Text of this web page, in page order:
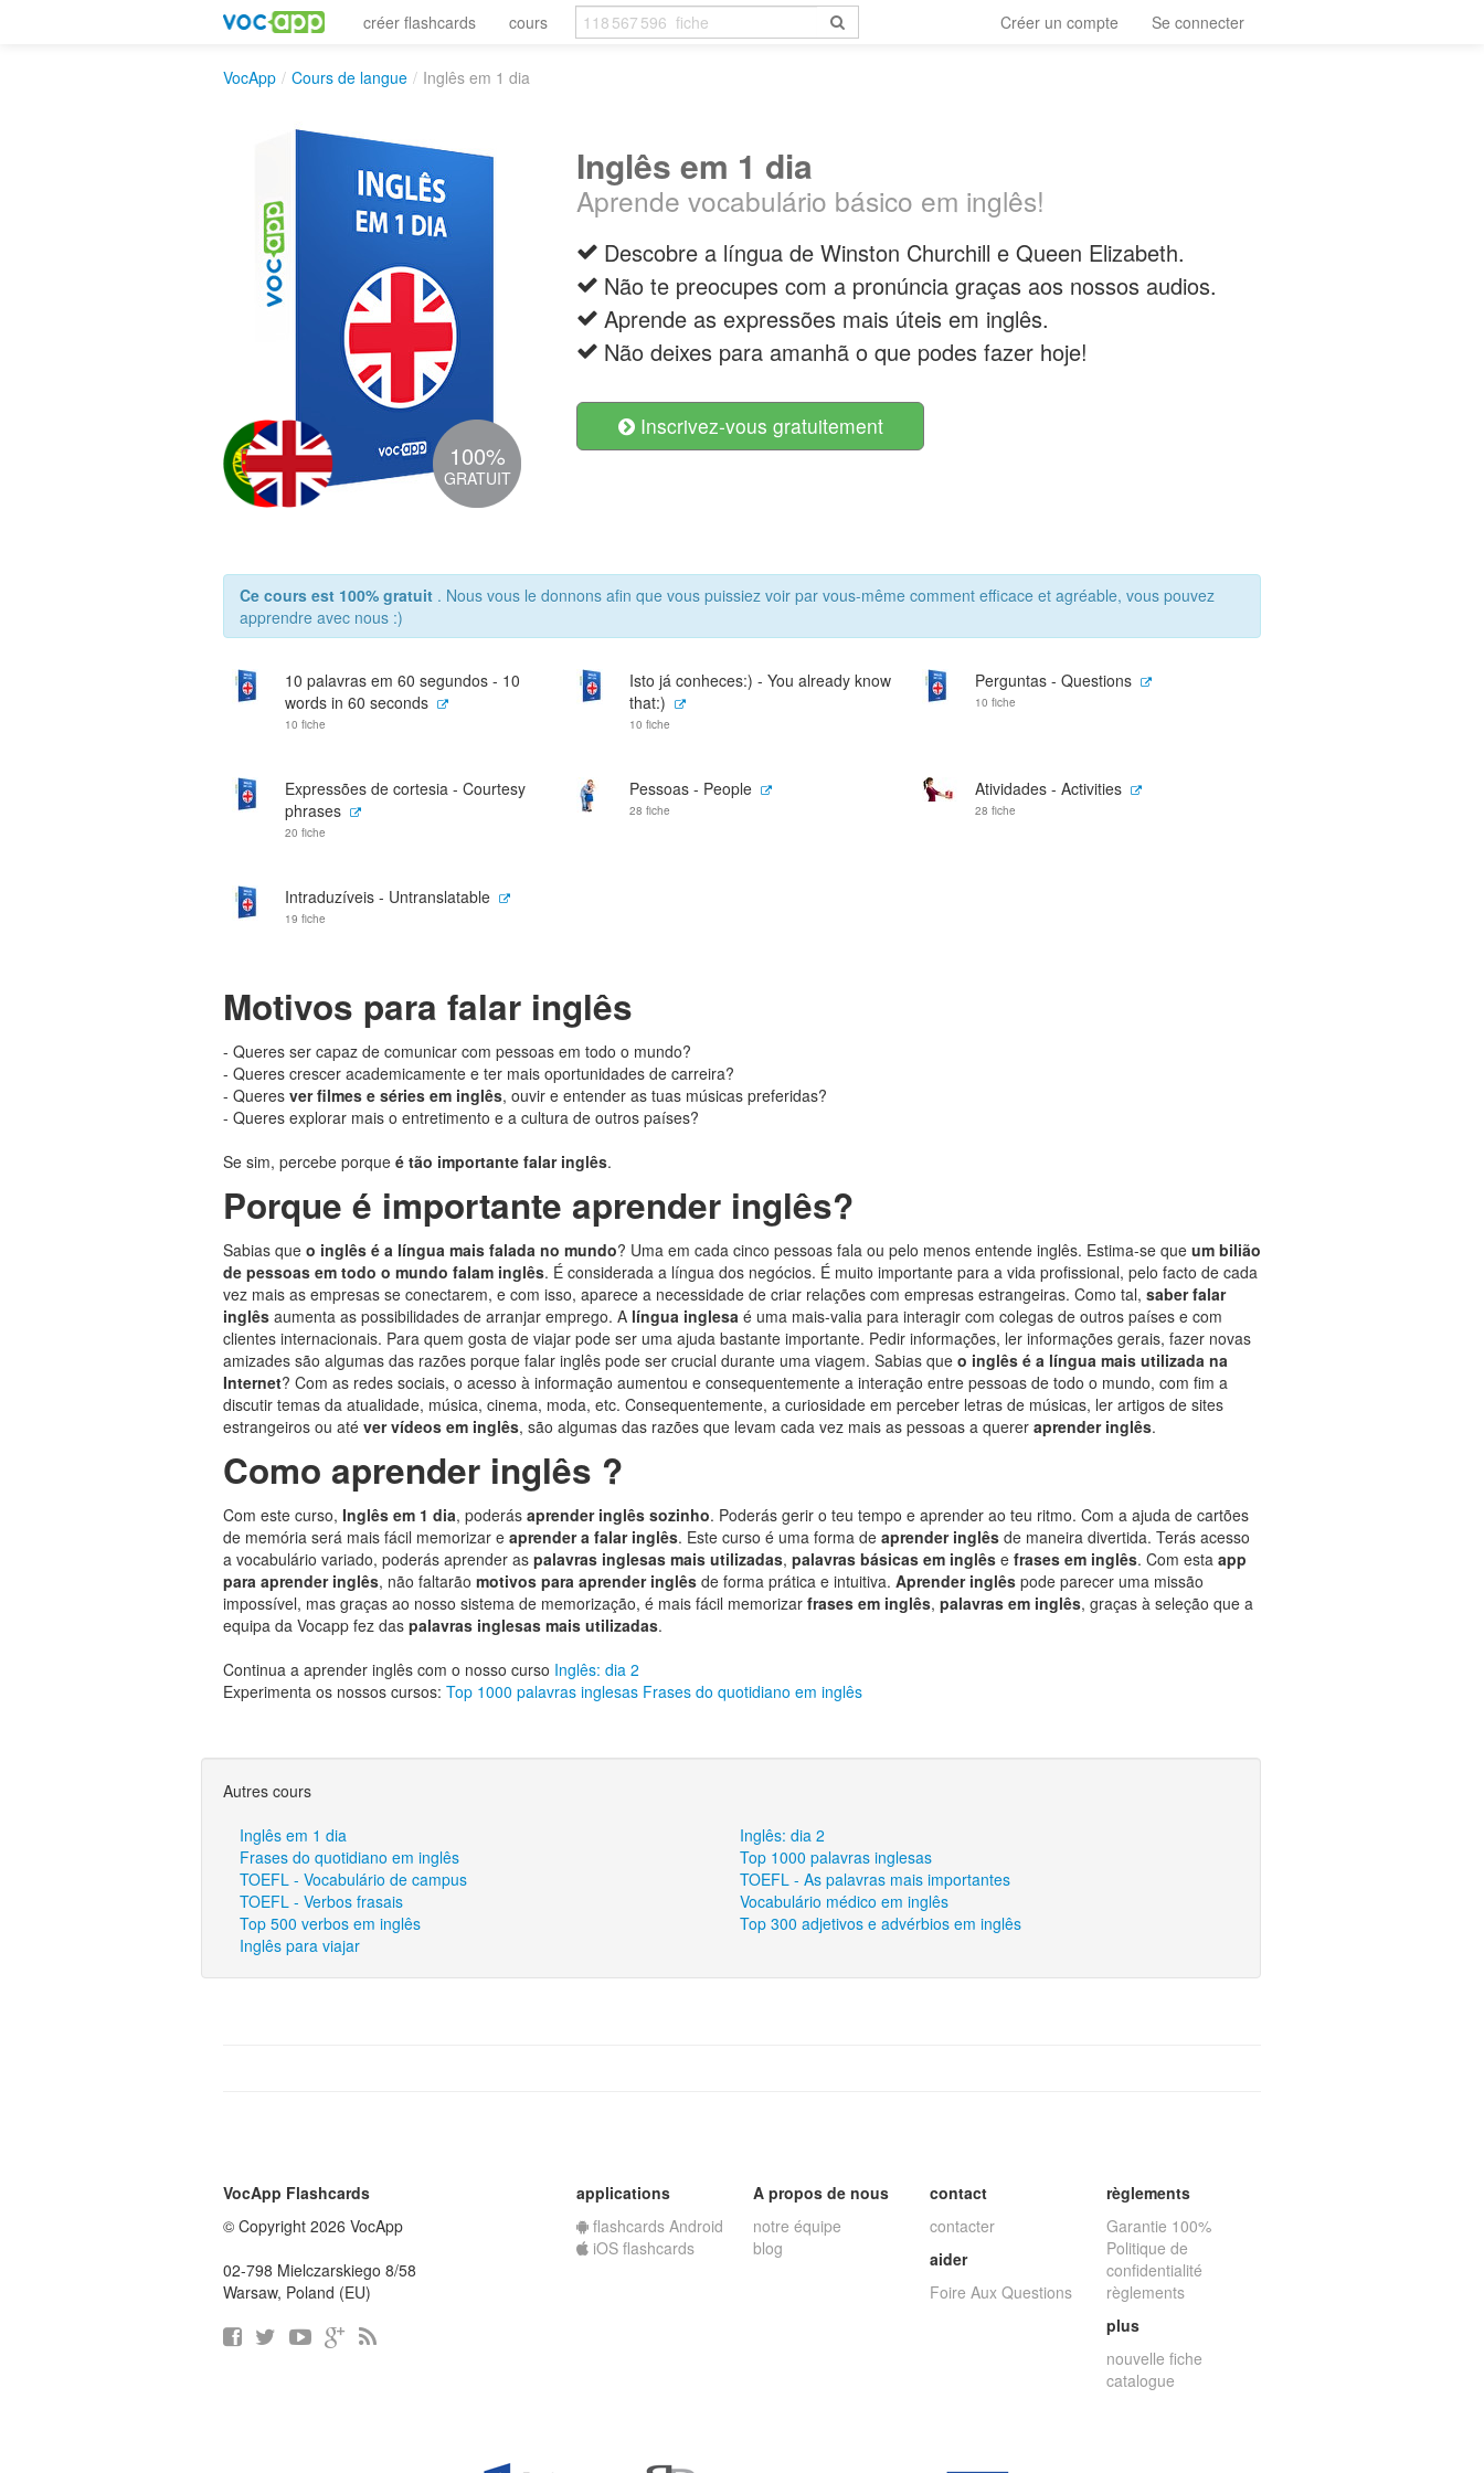
créer flashcards cours Créer un compte Se connecter
VocApp / Cours de langue / Inglês em 1 dia
100%
GRATUIT
Inglês em 1 dia
Aprende vocabulário básico em inglês!
Descobre a língua de Winston Churchill e Queen Elizabeth.
Não te preocupes com a pronúncia graças aos nossos audios.
Aprende as expressões mais úteis em inglês.
Não deixes para amanhã o que podes fazer hoje!
Inscrivez-vous gratuitement
Ce cours est 100% gratuit . Nous vous le donnons afin que vous puissiez voir par vous-même comment efficace et agréable, vous pouvez
apprendre avec nous :)
10 palavras em 60 segundos - 10
words in 60 seconds
10 fiche
Isto já conheces:) - You already know
that:)
10 fiche
Perguntas - Questions
10 fiche
Expressões de cortesia - Courtesy
phrases
20 fiche
Pessoas - People
28 fiche
Atividades - Activities
28 fiche
Intraduzíveis - Untranslatable
19 fiche
Motivos para falar inglês
- Queres ser capaz de comunicar com pessoas em todo o mundo?
- Queres crescer academicamente e ter mais oportunidades de carreira?
- Queres ver filmes e séries em inglês, ouvir e entender as tuas músicas preferidas?
- Queres explorar mais o entretimento e a cultura de outros países?
Se sim, percebe porque é tão importante falar inglês.
Porque é importante aprender inglês?
Sabias que o inglês é a língua mais falada no mundo? Uma em cada cinco pessoas fala ou pelo menos entende inglês. Estima-se que um bilião
de pessoas em todo o mundo falam inglês. É considerada a língua dos negócios. É muito importante para a vida profissional, pelo facto de cada
vez mais as empresas se conectarem, e com isso, aparece a necessidade de criar relações com empresas estrangeiras. Como tal, saber falar
inglês aumenta as possibilidades de arranjar emprego. A língua inglesa é uma mais-valia para interagir com colegas de outros países e com
clientes internacionais. Para quem gosta de viajar pode ser uma ajuda bastante importante. Pedir informações, ler informações gerais, fazer novas
amizades são algumas das razões porque falar inglês pode ser crucial durante uma viagem. Sabias que o inglês é a língua mais utilizada na
Internet? Com as redes sociais, o acesso à informação aumentou e consequentemente a interação entre pessoas de todo o mundo, com fim a
discutir temas da atualidade, música, cinema, moda, etc. Consequentemente, a curiosidade em perceber letras de músicas, ler artigos de sites
estrangeiros ou até ver vídeos em inglês, são algumas das razões que levam cada vez mais as pessoas a querer aprender inglês.
Como aprender inglês ?
Com este curso, Inglês em 1 dia, poderás aprender inglês sozinho. Poderás gerir o teu tempo e aprender ao teu ritmo. Com a ajuda de cartões
de memória será mais fácil memorizar e aprender a falar inglês. Este curso é uma forma de aprender inglês de maneira divertida. Terás acesso
a vocabulário variado, poderás aprender as palavras inglesas mais utilizadas, palavras básicas em inglês e frases em inglês. Com esta app
para aprender inglês, não faltarão motivos para aprender inglês de forma prática e intuitiva. Aprender inglês pode parecer uma missão
impossível, mas graças ao nosso sistema de memorização, é mais fácil memorizar frases em inglês, palavras em inglês, graças à seleção que a
equipa da Vocapp fez das palavras inglesas mais utilizadas.
Continua a aprender inglês com o nosso curso Inglês: dia 2
Experimenta os nossos cursos: Top 1000 palavras inglesas Frases do quotidiano em inglês
Autres cours
Inglês em 1 dia
Inglês: dia 2
Frases do quotidiano em inglês
Top 1000 palavras inglesas
TOEFL - Vocabulário de campus
TOEFL - As palavras mais importantes
TOEFL - Verbos frasais
Vocabulário médico em inglês
Top 500 verbos em inglês
Top 300 adjetivos e advérbios em inglês
Inglês para viajar
VocApp Flashcards
© Copyright 2026 VocApp
02-798 Mielczarskiego 8/58
Warsaw, Poland (EU)
applications
flashcards Android
iOS flashcards
A propos de nous
notre équipe
blog
contact
contacter
aider
Foire Aux Questions
règlements
Garantie 100%
Politique de
confidentialité
règlements
plus
nouvelle fiche
catalogue